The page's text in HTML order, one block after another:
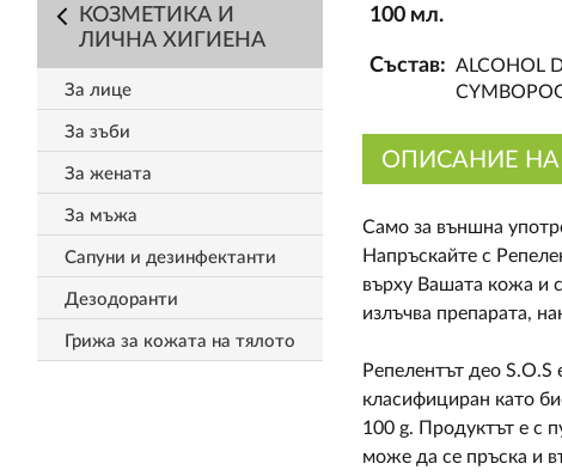
КОЗМЕТИКА И
ЛИЧНА ХИГИЕНА
За лице
За зъби
За жената
За мъжа
Сапуни и дезинфектанти
Дезодоранти
Грижа за кожата на тялото
100 мл.
Състав: ALCOHOL
ОПИСАНИЕ
Само за външна
Напръскайте с
върху Вашата кожа и
излъчва препарата,
Репелентът део
класифициран като
100 g. Продуктът е с
може да се пръска и